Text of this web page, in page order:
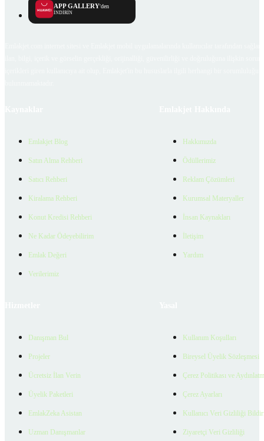
APP GALLERY'den
İNDİRİN
Emlakjet Blog
Satın Alma Rehberi
Satıcı Rehberi
Kiralama Rehberi
Konut Kredisi Rehberi
Ne Kadar Ödeyebilirim
Emlak Değeri
Verilerimiz
Hakkımızda
Ödüllerimiz
Reklam Çözümleri
Kurumsal Materyaller
İnsan Kaynakları
İletişim
Yardım
Danışman Bul
Projeler
Ücretsiz İlan Verin
Üyelik Paketleri
EmlakZeka Asistan
Uzman Danışmanlar
Kullanım Koşulları
Bireysel Üyelik Sözleşmesi
Çerez Politikası ve
Çerez Ayarları
Kullanıcı Veri Gizliliği
Ziyaretçi Veri Gizliliği